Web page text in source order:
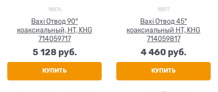
18876
Baxi Отвод 90°
коаксиальный, HT, KHG
714059717
5 128 руб.
КУПИТЬ
18877
Baxi Отвод 45°
коаксиальный HT, KHG
714059817
4 460 руб.
КУПИТЬ